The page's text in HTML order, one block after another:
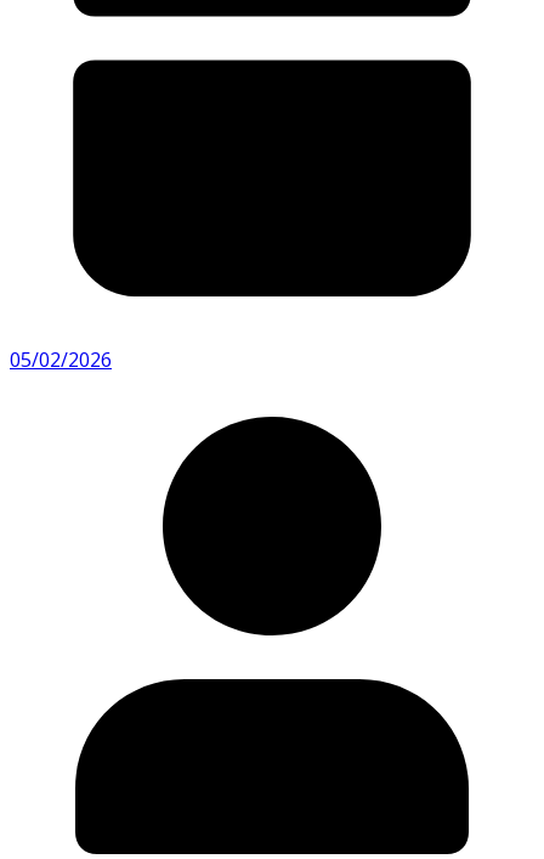
05/02/2026